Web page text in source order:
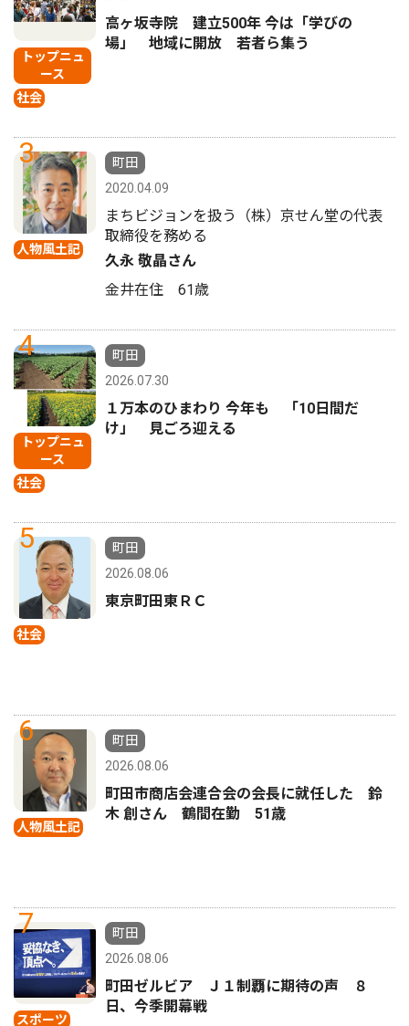
トップニュ
ース
社会
高ヶ坂寺院 建立500年 今は「学びの
場」 地域に開放 若者ら集う
3
人物風土記
町田
2020.04.09
まちビジョンを扱う（株）京せん堂の代表
取締役を務める
久永 敬晶さん
金井在住 61歳
4
トップニュ
ース
社会
町田
2026.07.30
１万本のひまわり 今年も 「10日間だ
け」 見ごろ迎える
5
社会
町田
2026.08.06
東京町田東ＲＣ
6
人物風土記
町田
2026.08.06
町田市商店会連合会の会長に就任した 鈴
木 創さん 鶴間在勤 51歳
7
スポーツ
町田
2026.08.06
町田ゼルビア Ｊ１制覇に期待の声 ８
日、今季開幕戦